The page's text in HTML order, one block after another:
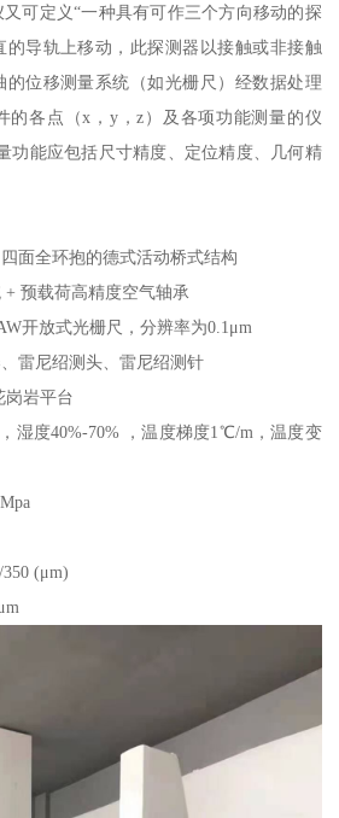
可定义“一种具有可作三个方向移动的探
导轨上移动，此探测器以接触或非接触
位移测量系统（如光栅尺）经数据处理
的各点（x，y，z）及各项功能测量的仪
功能应包括尺寸精度、定位精度、几何精
面全环抱的德式活动桥式结构
预载荷高精度空气轴承
开放式光栅尺，分辨率为0.1μm
雷尼绍测头、雷尼绍测针
岗岩平台
湿度40%-70% ，温度梯度1℃/m，温度变
(μm)